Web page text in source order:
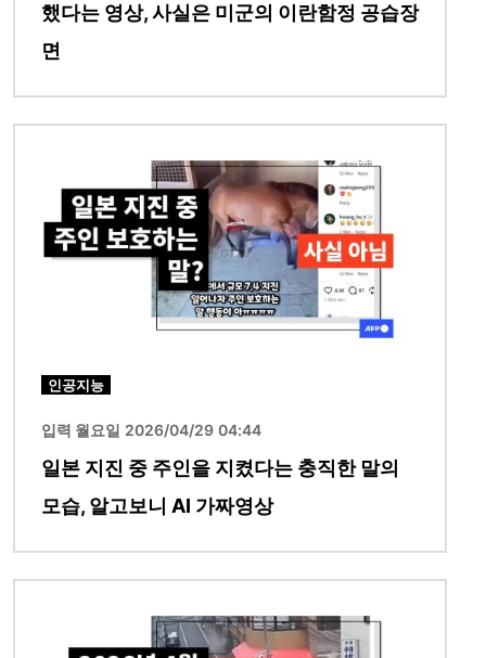
했다는 영상, 사실은 미군의 이란함정 공습장
면
인공지능
입력 월요일 2026/04/29 04:44
일본 지진 중 주인을 지켰다는 충직한 말의
모습, 알고보니 AI 가짜영상